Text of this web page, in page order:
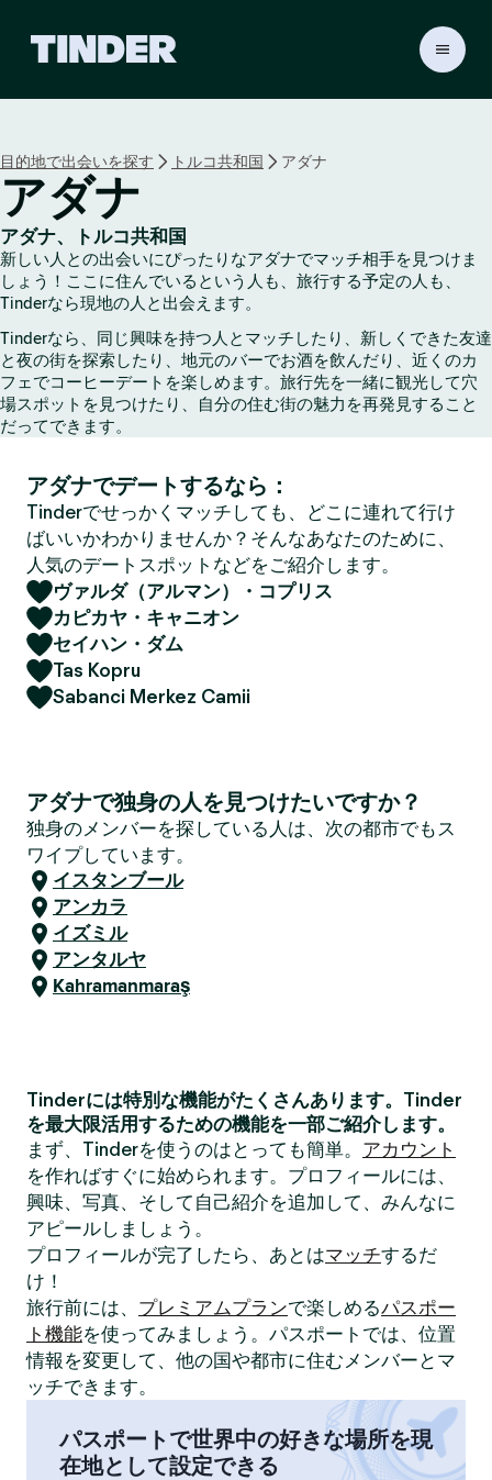
r
ム
ペ
ー
ジ
目的地で出会いを探す トルコ共和国 アダナ
アダナ
アダナ、トルコ共和国
新しい人との出会いにぴったりなアダナでマッチ相手を見つけま
しょう！ここに住んでいるという人も、旅行する予定の人も、
Tinderなら現地の人と出会えます。
Tinderなら、同じ興味を持つ人とマッチしたり、新しくできた友達
と夜の街を探索したり、地元のバーでお酒を飲んだり、近くのカ
フェでコーヒーデートを楽しめます。旅行先を一緒に観光して穴
場スポットを見つけたり、自分の住む街の魅力を再発見すること
だってできます。
アダナでデートするなら：
Tinderでせっかくマッチしても、どこに連れて行け
ばいいかわかりませんか？そんなあなたのために、
人気のデートスポットなどをご紹介します。
ヴァルダ（アルマン）・コプリス
カピカヤ・キャニオン
セイハン・ダム
Tas Kopru
Sabanci Merkez Camii
アダナで独身の人を見つけたいですか？
独身のメンバーを探している人は、次の都市でもス
ワイプしています。
イスタンブール
アンカラ
イズミル
アンタルヤ
Kahramanmaraş
Tinderには特別な機能がたくさんあります。Tinder
を最大限活用するための機能を一部ご紹介します。
まず、Tinderを使うのはとっても簡単。 アカウント
を作ればすぐに始められます。プロフィールには、
興味、写真、そして自己紹介を追加して、みんなに
アピールしましょう。
プロフィールが完了したら、あとはマッチするだ
け！
旅行前には、 プレミアムプランで楽しめるパスポー
ト機能を使ってみましょう。パスポートでは、位置
情報を変更して、他の国や都市に住むメンバーとマ
ッチできます。
パスポートで世界中の好きな場所を現
在地として設定できる